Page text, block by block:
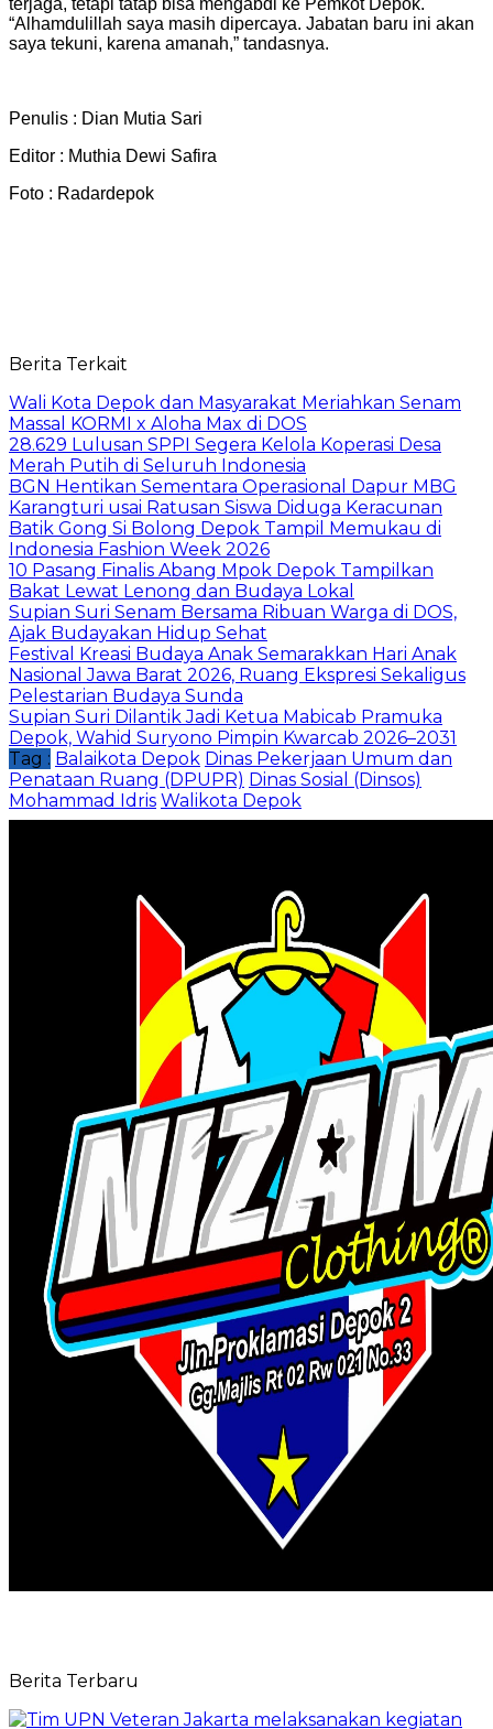
“Alhamdulillah saya masih dipercaya. Jabatan baru ini akan
saya tekuni, karena amanah,” tandasnya.
Penulis : Dian Mutia Sari
Editor : Muthia Dewi Safira
Foto : Radardepok
Berita Terkait
Wali Kota Depok dan Masyarakat Meriahkan Senam
Massal KORMI x Aloha Max di DOS
28.629 Lulusan SPPI Segera Kelola Koperasi Desa
Merah Putih di Seluruh Indonesia
BGN Hentikan Sementara Operasional Dapur MBG
Karangturi usai Ratusan Siswa Diduga Keracunan
Batik Gong Si Bolong Depok Tampil Memukau di
Indonesia Fashion Week 2026
10 Pasang Finalis Abang Mpok Depok Tampilkan
Bakat Lewat Lenong dan Budaya Lokal
Supian Suri Senam Bersama Ribuan Warga di DOS,
Ajak Budayakan Hidup Sehat
Festival Kreasi Budaya Anak Semarakkan Hari Anak
Nasional Jawa Barat 2026, Ruang Ekspresi Sekaligus
Pelestarian Budaya Sunda
Supian Suri Dilantik Jadi Ketua Mabicab Pramuka
Depok, Wahid Suryono Pimpin Kwarcab 2026–2031
Tag : Balaikota Depok Dinas Pekerjaan Umum dan
Penataan Ruang (DPUPR) Dinas Sosial (Dinsos)
Mohammad Idris Walikota Depok
Berita Terbaru